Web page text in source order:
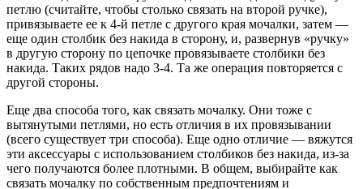
петлю (считайте, чтобы столько связать на второй ручке),
привязываете ее к 4-й петле с другого края мочалки, затем —
еще один столбик без накида в сторону, и, развернув «ручку»
в другую сторону по цепочке провязываете столбики без
накида. Таких рядов надо 3-4. Та же операция повторяется с
другой стороны.
Еще два способа того, как связать мочалку. Они тоже с
вытянутыми петлями, но есть отличия в их провязывании
(всего существует три способа). Еще одно отличие — вяжутся
эти аксессуары с использованием столбиков без накида, из-за
чего получаются более плотными. В общем, выбирайте как
связать мочалку по собственным предпочтениям и